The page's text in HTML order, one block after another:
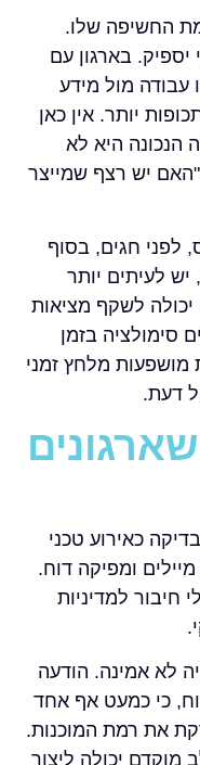
החשיפה שלו.
יספיק. בארגון עם
עבודה מול מידע
יותר. אין כאן
היא לא
יש רצף שמייצר
לפני חגים, בסוף
יש לעיתים יותר
יכולה לשקף מציאות
סימולציה בזמן
מושפעות מלחץ זמני
דעת.
כאירוע טכני
ומפיקה דוח.
חיבור למדיניות
לא אמינה. הודעה
כי כמעט אף אחד
את רמת המוכנות.
יכולה ליצור